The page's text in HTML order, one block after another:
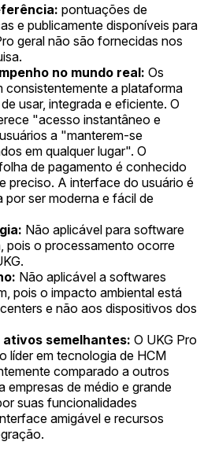
pontuações de
e publicamente disponíveis para
geral não são fornecidas nos
no mundo real: Os
consistentemente a plataforma
usar, integrada e eficiente. O
"acesso instantâneo e
a "manterem-se
em qualquer lugar". O
de pagamento é conhecido
preciso. A interface do usuário é
por ser moderna e fácil de
Não aplicável para software
pois o processamento ocorre
Não aplicável a softwares
pois o impacto ambiental está
e não aos dispositivos dos
semelhantes: O UKG Pro
líder em tecnologia de HCM
comparado a outros
empresas de médio e grande
suas funcionalidades
amigável e recursos